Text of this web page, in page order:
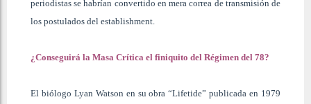
periodistas se habrían convertido en mera correa de transmisión de
los postulados del establishment.
¿Conseguirá la Masa Crítica el finiquito del Régimen del 78?
El biólogo Lyan Watson en su obra “Lifetide” publicada en 1979